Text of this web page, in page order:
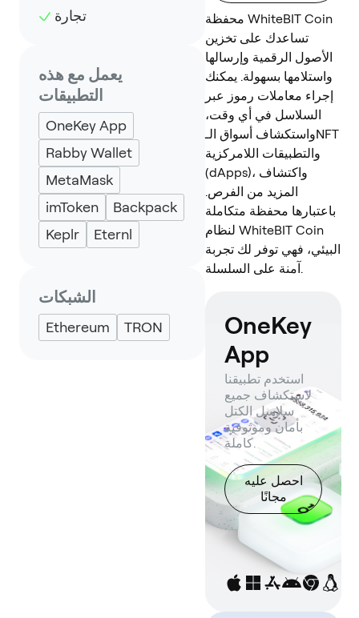
تجارة
يعمل مع هذه
التطبيقات
OneKey App
Rabby Wallet
MetaMask
imToken
Backpack
Keplr
Eternl
الشبكات
Ethereum TRON
محفظة WhiteBIT Coin
تساعدك على تخزين
الأصول الرقمية وإرسالها
واستلامها بسهولة. يمكنك
إجراء معاملات رموز عبر
السلاسل في أي وقت،
واستكشاف أسواق الـNFT
والتطبيقات اللامركزية
(dApps)، واكتشاف
المزيد من الفرص.
باعتبارها محفظة متكاملة
لنظام WhiteBIT Coin
البيئي، فهي توفر لك تجربة
آمنة على السلسلة.
OneKey
App
استخدم تطبيقنا
لاستكشاف جميع
سلاسل الكتل
بأمان وموثوقية
كاملة.
احصل عليه
مجانًا